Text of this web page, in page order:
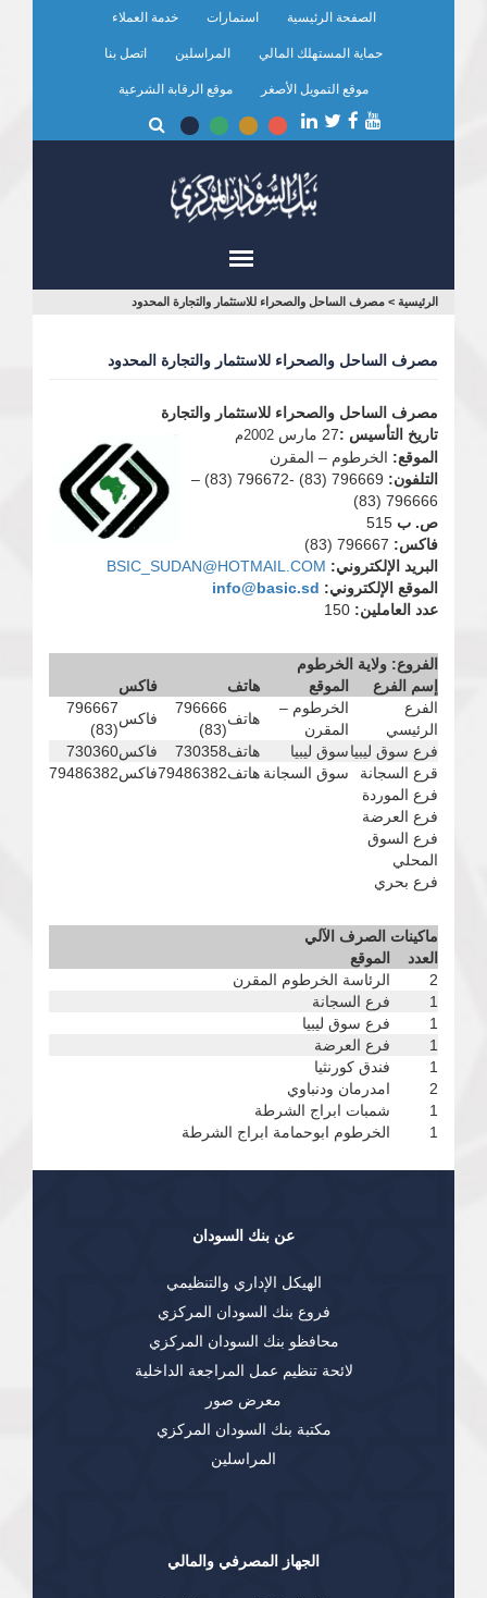
الصفحة الرئيسية استمارات خدمة العملاء
حماية المستهلك المالي المراسلين اتصل بنا
موقع التمويل الأصغر موقع الرقابة الشرعية
أنت
الرئيسية > مصرف الساحل والصحراء للاستثمار والتجارة المحدود
مصرف الساحل والصحراء للاستثمار والتجارة المحدود
مصرف الساحل والصحراء للاستثمار والتجارة
تاريخ التأسيس :27 مارس
الموقع: الخرطوم – المقرن
التلفون:
796669 (83) -796672 (83) –
796666 (83)
ص. ب
فاكس:
البريد الإلكتروني: BSIC_SUDAN@HOTMAIL.COM
الموقع الإلكتروني: info@basic.sd
عدد العاملين:
الفروع: ولاية الخرطوم
إسم الفرع
الموقع هاتف
فاكس
الفرع
الرئيسي
الخرطوم –
المقرن
هاتف
796666
(83)
فاكس
796667
(83)
فرع سوق ليبياسوق ليبيا هاتف730358 فاكس730360
قرع السجانة
سوق السجانة هاتف79486382فاكس79486382
فرع الموردة
فرع العرضة
فرع السوق
المحلي
فرع بحري
ماكينات الصرف الآلي
العدد
الموقع
2
الرئاسة الخرطوم المقرن
1
فرع السجانة
1
فرع سوق ليبيا
1
فرع العرضة
1
فندق كورنثيا
2
امدرمان ودنباوي
1
شمبات ابراج الشرطة
1
الخرطوم ابوحمامة ابراج الشرطة
عن بنك السودان
الهيكل الإداري والتنظيمي
فروع بنك السودان المركزي
محافظو بنك السودان المركزي
لائحة تنظيم عمل المراجعة الداخلية
معرض صور
مكتبة بنك السودان المركزي
المراسلين
الجهاز المصرفي والمالي